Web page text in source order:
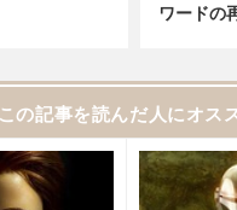
ワードの
この記事を読んだ人にオス